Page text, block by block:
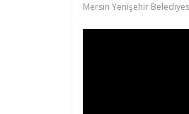
Mersin Yenişehir